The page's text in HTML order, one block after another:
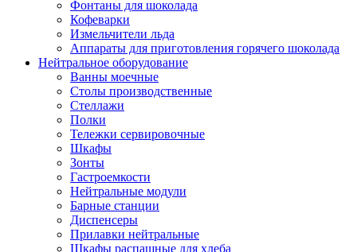
Фонтаны для шоколада
Кофеварки
Измельчители льда
Аппараты для приготовления горячего шоколада
Нейтральное оборудование
Ванны моечные
Столы производственные
Стеллажи
Полки
Тележки сервировочные
Шкафы
Зонты
Гастроемкости
Нейтральные модули
Барные станции
Диспенсеры
Прилавки нейтральные
Шкафы распашные для хлеба